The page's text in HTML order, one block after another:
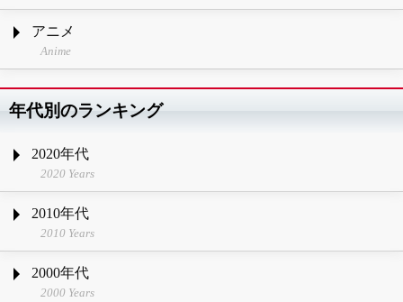
アニメ
Anime
年代別のランキング
2020年代
2020 Years
2010年代
2010 Years
2000年代
2000 Years